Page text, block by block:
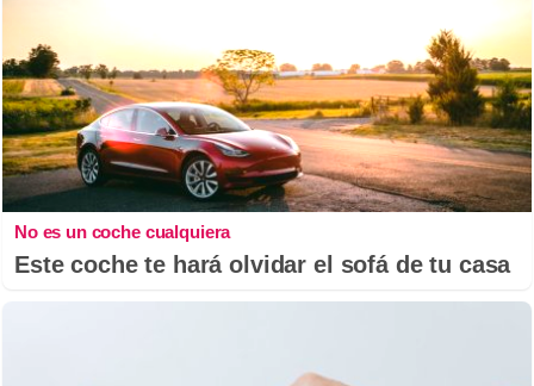
No es un coche cualquiera
Este coche te hará olvidar el sofá de tu casa